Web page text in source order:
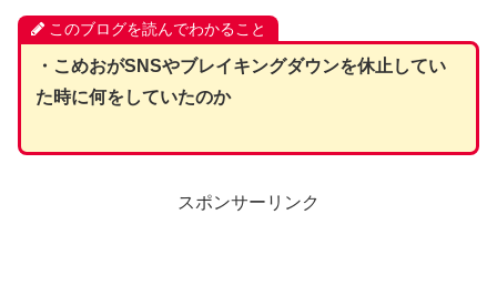
このブログを読んでわかること
・こめおがSNSやブレイキングダウンを休止してい
た時に何をしていたのか
スポンサーリンク